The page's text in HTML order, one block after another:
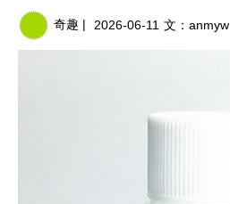
奇趣 | 2026-06-11 文： anmyw